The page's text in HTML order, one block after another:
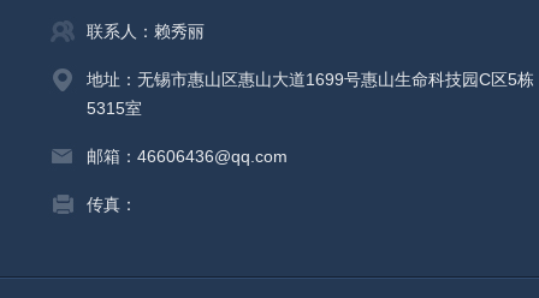
联系人：赖秀丽
地址：无锡市惠山区惠山大道1699号惠山生命科技园C区5栋
5315室
邮箱：46606436@qq.com
传真：